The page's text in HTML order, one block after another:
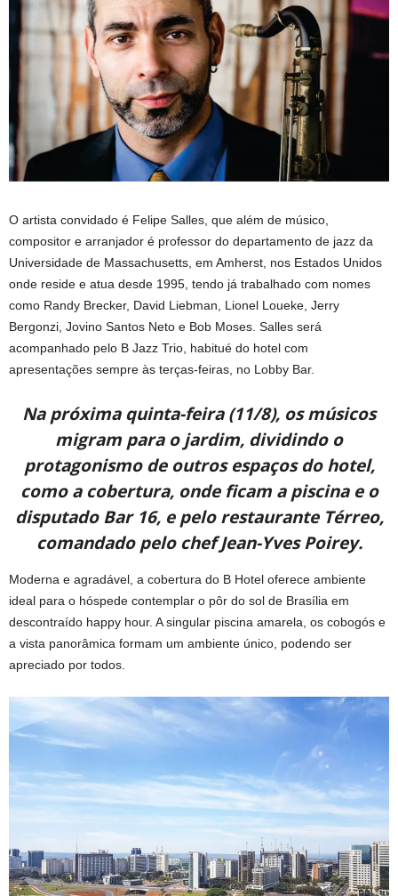
O artista convidado é Felipe Salles, que além de músico,
compositor e arranjador é professor do departamento de jazz da
Universidade de Massachusetts, em Amherst, nos Estados Unidos
onde reside e atua desde 1995, tendo já trabalhado com nomes
como Randy Brecker, David Liebman, Lionel Loueke, Jerry
Bergonzi, Jovino Santos Neto e Bob Moses. Salles será
acompanhado pelo B Jazz Trio, habitué do hotel com
apresentações sempre às terças-feiras, no Lobby Bar.
Na próxima quinta-feira (11/8), os músicos
migram para o jardim, dividindo o
protagonismo de outros espaços do hotel,
como a cobertura, onde ficam a piscina e o
disputado Bar 16, e pelo restaurante Térreo,
comandado pelo chef Jean-Yves Poirey.
Moderna e agradável, a cobertura do B Hotel oferece ambiente
ideal para o hóspede contemplar o pôr do sol de Brasília em
descontraído happy hour. A singular piscina amarela, os cobogós e
a vista panorâmica formam um ambiente único, podendo ser
apreciado por todos.